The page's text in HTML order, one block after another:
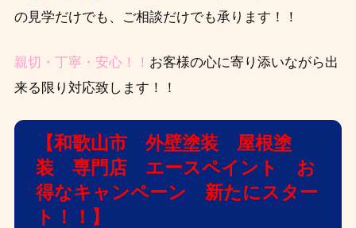
の見学だけでも、ご相談だけでも承ります！！
親切・丁寧・安心！！ お客様の心に寄り添いながら出
来る限り対応致します！！
【和歌山市 外壁塗装 屋根塗
装 専門店 エースペイント お
得なキャンペーン 新たにスター
ト！！】